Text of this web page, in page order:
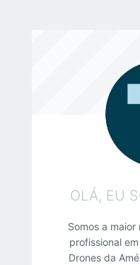
OLÁ, EU
Somos a
profissional
Drones da